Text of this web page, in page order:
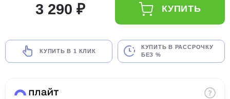
3 290 ₽ КУПИТЬ
КУПИТЬ В 1 КЛИК
КУПИТЬ В РАССРОЧКУ
БЕЗ %
25
недели
Остались вопросы?
8 800 302-02-51